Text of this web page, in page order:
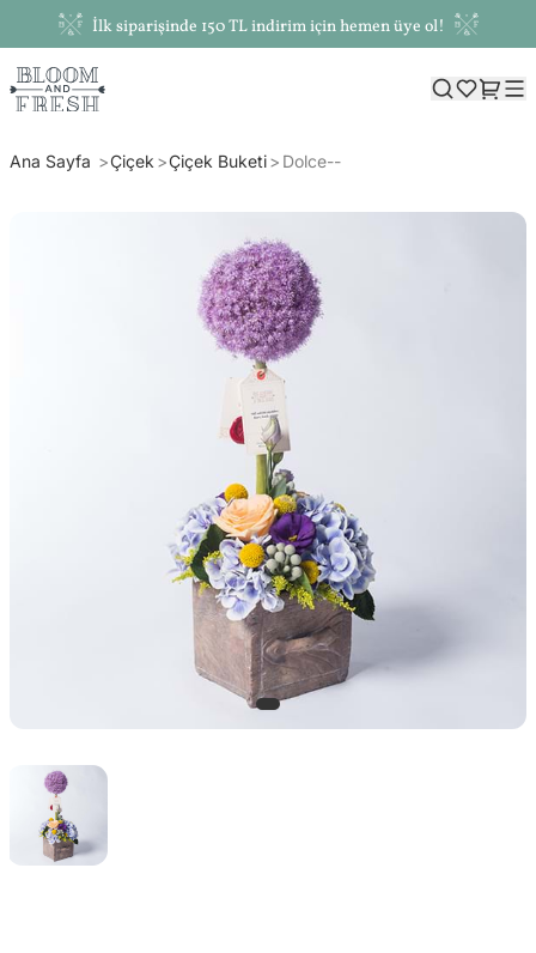
İlk siparişinde 150 TL indirim için hemen üye ol!
Ana Sayfa Çiçek Çiçek Buketi Dolce--